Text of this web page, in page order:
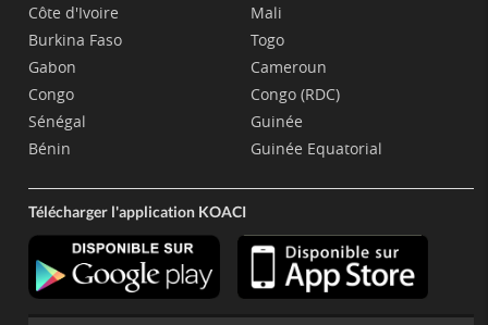
Côte d'Ivoire
Burkina Faso
Gabon
Congo
Sénégal
Bénin
Mali
Togo
Cameroun
Congo (RDC)
Guinée
Guinée Equatorial
Télécharger l'application KOACI